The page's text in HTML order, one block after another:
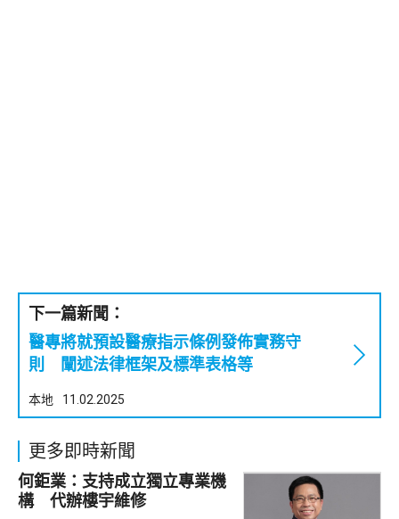
下一篇新聞：
醫專將就預設醫療指示條例發佈實務守
則 闡述法律框架及標準表格等
本地 11.02.2025
更多即時新聞
何鉅業：支持成立獨立專業機
構 代辦樓宇維修